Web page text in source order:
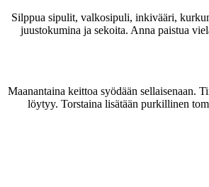
Silppua sipulit, valkosipuli, inkivääri,
juustokumina ja sekoita. Anna paistua
Maanantaina keittoa syödään sellaisenaan.
löytyy. Torstaina lisätään purkillinen